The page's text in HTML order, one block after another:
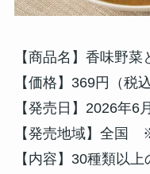
【商品名】香味野
【価格】369円（税
【発売日】2026年6
【発売地域】全国
【内容】30種類以